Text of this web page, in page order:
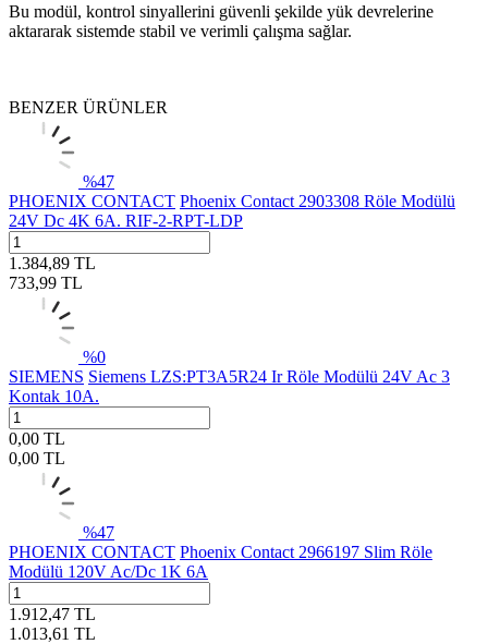
Bu modül, kontrol sinyallerini güvenli şekilde yük devrelerine
aktararak sistemde stabil ve verimli çalışma sağlar.
BENZER ÜRÜNLER
%47
PHOENIX CONTACT Phoenix Contact 2903308 Röle Modülü
24V Dc 4K 6A. RIF-2-RPT-LDP
1.384,89 TL
733,99 TL
%0
SIEMENS Siemens LZS:PT3A5R24 Ir Röle Modülü 24V Ac 3
Kontak 10A.
0,00 TL
0,00 TL
%47
PHOENIX CONTACT Phoenix Contact 2966197 Slim Röle
Modülü 120V Ac/Dc 1K 6A
1.912,47 TL
1.013,61 TL